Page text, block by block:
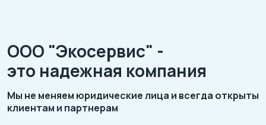
ООО "Экосервис" -
это надежная компания
Мы не меняем юридические лица и всегда открыты
клиентам и партнерам